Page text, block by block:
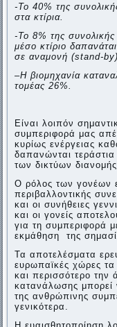
-To 40% της
στα κτίρια.
-Το 8% της
μέσο κτίριο
σε αναμονή (stand-by).
–Η βιομηχανία
τομέας 26%.
Είναι λοιπόν
συμπεριφορά μας
κυρίως ενέργειας
δαπανώνται
των δικτύων διανομής.
Ο ρόλος των γονέων
περιβαλλοντικής
και οι συνήθειες
και οι γονείς
για τη συμπεριφορά
εκμάθηση της
Τα αποτελέσματα
ευρωπαϊκές χώρες τα
και περισσότερο την
κατανάλωσης μπορεί
της ανθρώπινης
γενικότερα.